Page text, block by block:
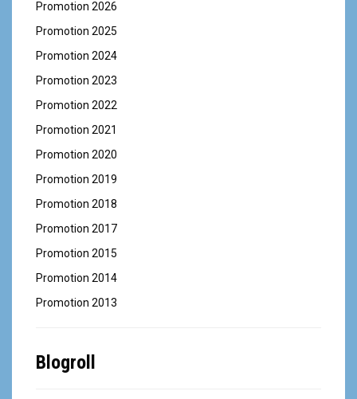
Promotion 2026
Promotion 2025
Promotion 2024
Promotion 2023
Promotion 2022
Promotion 2021
Promotion 2020
Promotion 2019
Promotion 2018
Promotion 2017
Promotion 2015
Promotion 2014
Promotion 2013
Blogroll